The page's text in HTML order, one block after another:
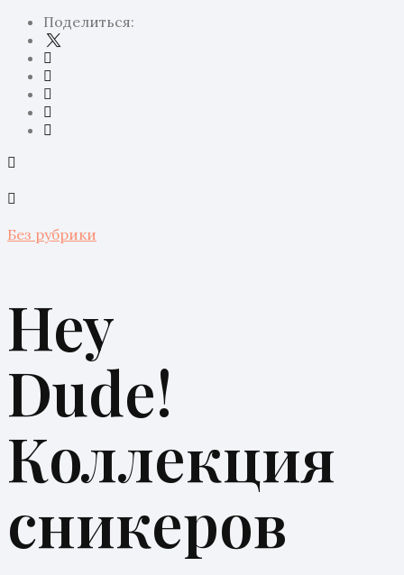
Поделиться:
Без рубрики
Hey
Dude!
Коллекция
сникеров